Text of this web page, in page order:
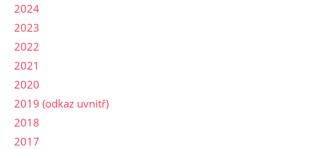
2024
2023
2022
2021
2020
2019 (odkaz uvnitř)
2018
2017